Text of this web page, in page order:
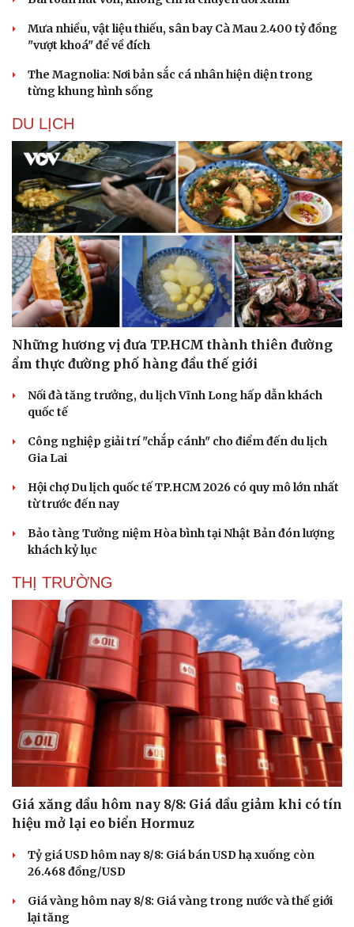
Du lịch
Tư vấn
Săn Tour
check-in
Podcast
Câu chuyện thời sự
Đọc truyện đêm khuya
Cửa sổ tình yêu
Kể chuyện cho bé
Hạt giống tâm hồn
Mưa nhiều, vật liệu thiếu, sân bay Cà Mau 2.400 tỷ đồng
"vượt khoá" để về đích
The Magnolia: Nơi bản sắc cá nhân hiện diện trong
từng khung hình sống
DU LỊCH
Những hương vị đưa TP.HCM thành thiên đường
ẩm thực đường phố hàng đầu thế giới
Nối đà tăng trưởng, du lịch Vĩnh Long hấp dẫn khách
quốc tế
Công nghiệp giải trí "chắp cánh" cho điểm đến du lịch
Gia Lai
Hội chợ Du lịch quốc tế TP.HCM 2026 có quy mô lớn nhất
từ trước đến nay
Bảo tàng Tưởng niệm Hòa bình tại Nhật Bản đón lượng
khách kỷ lục
THỊ TRƯỜNG
Giá xăng dầu hôm nay 8/8: Giá dầu giảm khi có tín
hiệu mở lại eo biển Hormuz
Tỷ giá USD hôm nay 8/8: Giá bán USD hạ xuống còn
26.468 đồng/USD
Giá vàng hôm nay 8/8: Giá vàng trong nước và thế giới
lại tăng